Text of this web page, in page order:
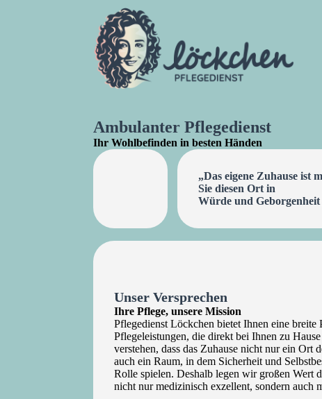
Ambulanter Pflegedienst
Ihr Wohlbefinden in besten Händen
„Das eigene Zuhause ist
Sie diesen Ort in
Würde und Geborgenheit
Unser Versprechen
Ihre Pflege, unsere Mission
Pflegedienst Löckchen bietet Ihnen eine breite
Pflegeleistungen, die direkt bei Ihnen zu
verstehen, dass das Zuhause nicht nur ein Ort
auch ein Raum, in dem Sicherheit und
Rolle spielen. Deshalb legen wir großen Wert
nicht nur medizinisch exzellent, sondern auch